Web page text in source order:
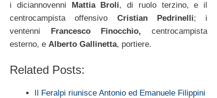
i diciannovenni
Mattia Broli, di ruolo terzino, e il
centrocampista offensivo Cristian Pedrinelli; i
ventenni
Francesco Finocchio, centrocampista
esterno, e Alberto Gallinetta, portiere.
Related Posts:
Il Feralpi riunisce Antonio ed Emanuele Filippini